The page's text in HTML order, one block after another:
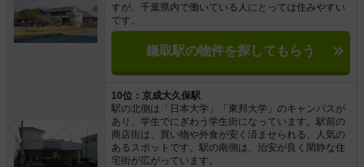
すが、千葉県内で働いている人にとっては住みやすい
です。
鎌取駅の物件を探してもらう
10位：京成大久保駅
駅の北側は「日本大学」「東邦大学」のキャンパスが
あり、学生でにぎわう学生街になっています。駅前の
商店街は、買い物や外食が安く済ませられる、人気の
あるスポットです。駅の南側は、治安が良く閑静な住
宅街が広がっています。